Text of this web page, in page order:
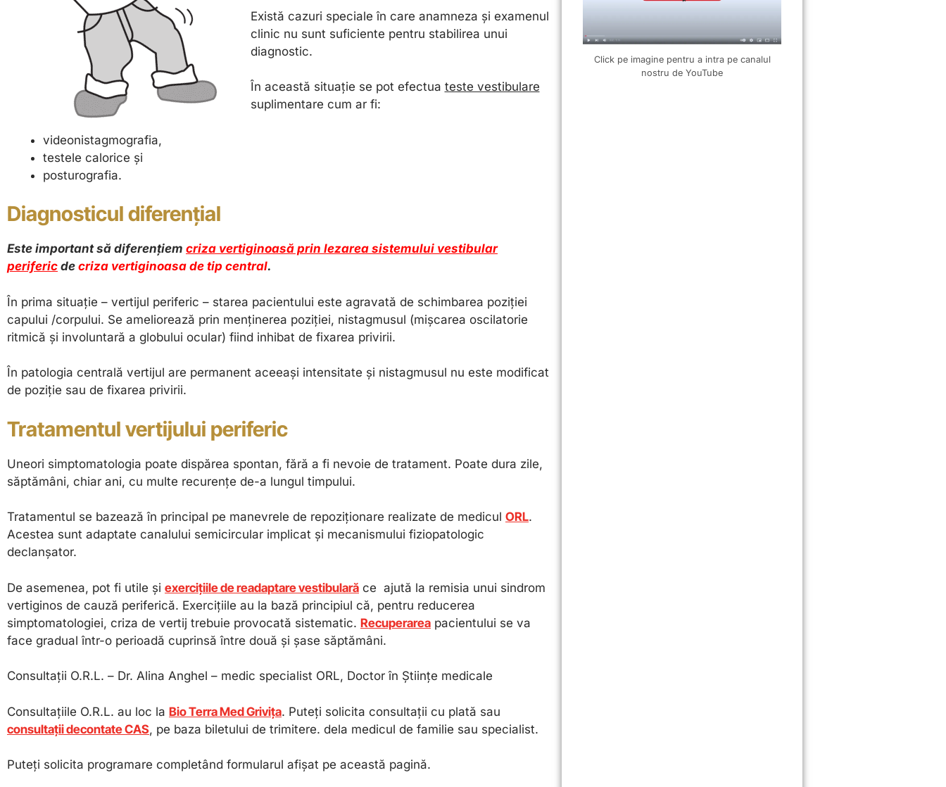
Există cazuri speciale în care anamneza și examenul
clinic nu sunt suficiente pentru stabilirea unui
diagnostic.
În această situație se pot efectua teste vestibulare
suplimentare cum ar fi:
videonistagmografia,
testele calorice și
posturografia.
Diagnosticul diferențial
Este important să diferențiem criza vertiginoasă prin lezarea sistemului vestibular
periferic de criza vertiginoasa de tip central.
În prima situație – vertijul periferic – starea pacientului este agravată de schimbarea poziției
capului /corpului. Se ameliorează prin menținerea poziției, nistagmusul (mișcarea oscilatorie
ritmică și involuntară a globului ocular) fiind inhibat de fixarea privirii.
În patologia centrală vertijul are permanent aceeași intensitate și nistagmusul nu este modificat
de poziție sau de fixarea privirii.
Tratamentul vertijului periferic
Uneori simptomatologia poate dispărea spontan, fără a fi nevoie de tratament. Poate dura zile,
săptămâni, chiar ani, cu multe recurențe de-a lungul timpului.
Tratamentul se bazează în principal pe manevrele de repoziționare realizate de medicul ORL.
Acestea sunt adaptate canalului semicircular implicat și mecanismului fiziopatologic
declanșator.
De asemenea, pot fi utile și exercițiile de readaptare vestibulară ce ajută la remisia unui sindrom
vertiginos de cauză periferică. Exercițiile au la bază principiul că, pentru reducerea
simptomatologiei, criza de vertij trebuie provocată sistematic. Recuperarea pacientului se va
face gradual într-o perioadă cuprinsă între două și șase săptămâni.
Consultații O.R.L. – Dr. Alina Anghel – medic specialist ORL, Doctor în Științe medicale
Consultațiile O.R.L. au loc la Bio Terra Med Grivița. Puteți solicita consultații cu plată sau
consultații decontate CAS, pe baza biletului de trimitere. dela medicul de familie sau specialist.
Puteți solicita programare completând formularul afișat pe această pagină.
Click pe imagine pentru a intra pe canalul
nostru de YouTube